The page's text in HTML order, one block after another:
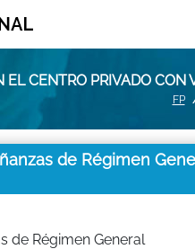
EL CENTRO PRIVADO
FP
de Régimen
de Régimen General